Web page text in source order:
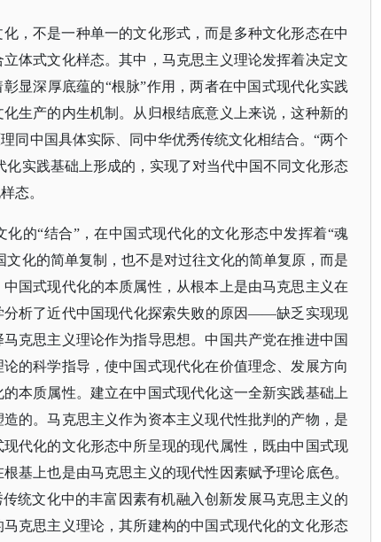
，不是一种单一的文化形式，而是多种文化形态在中
体式文化样态。其中，马克思主义理论发挥着决定文
显深厚底蕴的“根脉”作用，两者在中国式现代化实践
生产的内生机制。从归根结底意义上来说，这种新的
同中国具体实际、同中华优秀传统文化相结合。“两个
实践基础上形成的，实现了对当代中国不同文化形态
态。
化的“结合”，在中国式现代化的文化形态中发挥着“魂
化的简单复制，也不是对过往文化的简单复原，而是
国式现代化的本质属性，从根本上是由马克思主义在
分析了近代中国现代化探索失败的原因——缺乏实现现
克思主义理论作为指导思想。中国共产党在推进中国
的科学指导，使中国式现代化在价值理念、发展方向
本质属性。建立在中国式现代化这一全新实践基础上
的。马克思主义作为资本主义现代性批判的产物，是
代化的文化形态中所呈现的现代属性，既由中国式现
基上也是由马克思主义的现代性因素赋予理论底色。
统文化中的丰富因素有机融入创新发展马克思主义的
克思主义理论，其所建构的中国式现代化的文化形态